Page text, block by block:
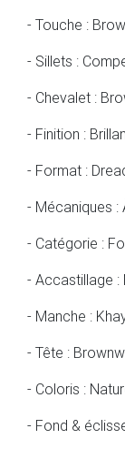
- Touche :
- Sillets :
- Chevalet :
- Finition :
- Format :
- Mécaniques :
- Catégorie :
- Accastillage :
- Manche :
- Tête :
- Coloris :
- Fond &